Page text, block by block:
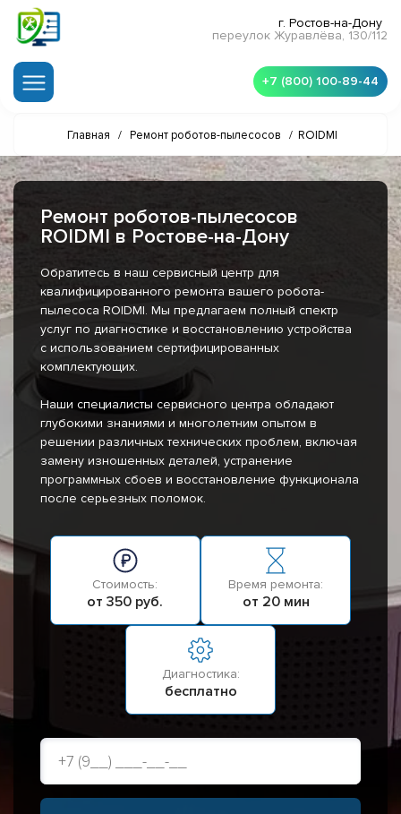
г. Ростов-на-Дону
переулок Журавлёва, 130/112
+7 (800) 100-89-44
Главная / Ремонт роботов-пылесосов / ROIDMI
Ремонт роботов-пылесосов
ROIDMI в Ростове-на-Дону
Обратитесь в наш сервисный центр для
квалифицированного ремонта вашего робота-
пылесоса ROIDMI. Мы предлагаем полный спектр
услуг по диагностике и восстановлению устройства
с использованием сертифицированных
комплектующих.
Наши специалисты сервисного центра обладают
глубокими знаниями и многолетним опытом в
решении различных технических проблем, включая
замену изношенных деталей, устранение
программных сбоев и восстановление функционала
после серьезных поломок.
Стоимость:
от 350 руб.
Время ремонта:
от 20 мин
Диагностика:
бесплатно